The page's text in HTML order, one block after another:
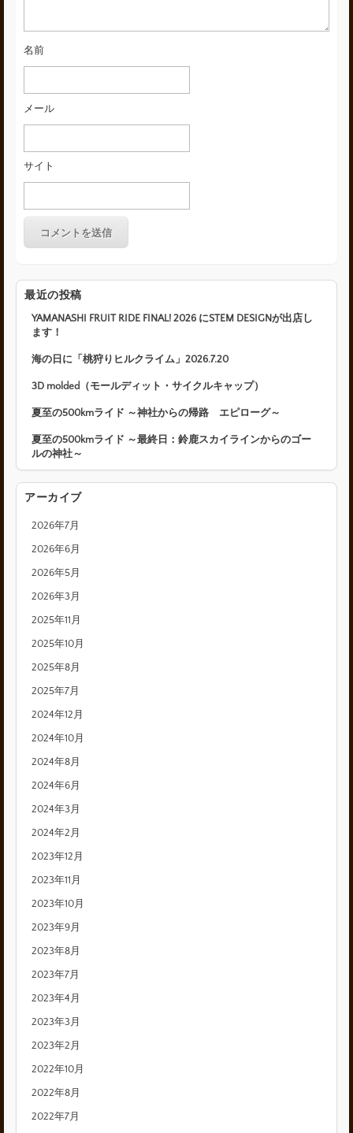
名前
メール
サイト
最近の投稿
YAMANASHI FRUIT RIDE FINAL! 2026 にSTEM DESIGNが出店し
ます！
海の日に「桃狩りヒルクライム」2026.7.20
3D molded（モールディット・サイクルキャップ）
夏至の500kmライド ～神社からの帰路 エピローグ～
夏至の500kmライド ～最終日：鈴鹿スカイラインからのゴー
ルの神社～
アーカイブ
2026年7月
2026年6月
2026年5月
2026年3月
2025年11月
2025年10月
2025年8月
2025年7月
2024年12月
2024年10月
2024年8月
2024年6月
2024年3月
2024年2月
2023年12月
2023年11月
2023年10月
2023年9月
2023年8月
2023年7月
2023年4月
2023年3月
2023年2月
2022年10月
2022年8月
2022年7月